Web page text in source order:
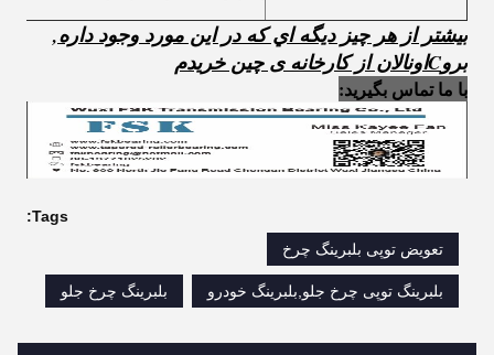
بيشتر از هر چيز ديگه اي که در اين مورد وجود داره,
بروCاونالان از کارخانه ی چین خریدم
با ما تماس بگیرید:
Tags:
تعویض توپی بلبرینگ چرخ
بلبرینگ توپی چرخ جلو,بلبرینگ خودرو بلبرینگ چرخ جلو